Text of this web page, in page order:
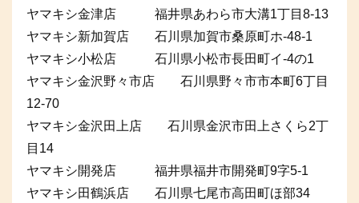
ヤマキシ金津店 福井県あわら市大溝1丁目8-13
ヤマキシ新加賀店 石川県加賀市桑原町ホ-48-1
ヤマキシ小松店 石川県小松市長田町イ-4の1
ヤマキシ金沢野々市店 石川県野々市市本町6丁目
12-70
ヤマキシ金沢田上店 石川県金沢市田上さくら2丁
目14
ヤマキシ開発店 福井県福井市開発町9字5-1
ヤマキシ田鶴浜店 石川県七尾市高田町ほ部34